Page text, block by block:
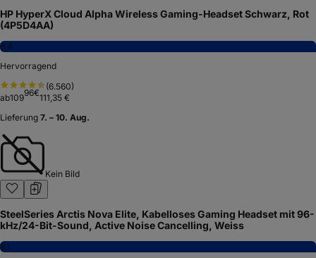
HP HyperX Cloud Alpha Wireless Gaming-Headset Schwarz, Rot
(4P5D4AA)
8,4
Hervorragend
(6.560)
ab10996€111,35 €
Lieferung 7. – 10. Aug.
Kein Bild
SteelSeries Arctis Nova Elite, Kabelloses Gaming Headset mit 96-
kHz/24-Bit-Sound, Active Noise Cancelling, Weiss
8,1